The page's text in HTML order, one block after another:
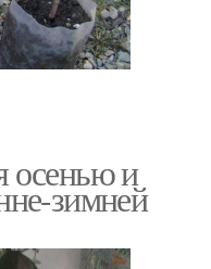
осенью и
зимней